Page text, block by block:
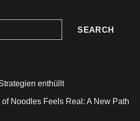
SEARCH
enthüllt
Noodles Feels Real: A New Path